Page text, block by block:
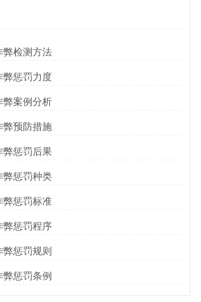
弊检测方法
弊惩罚力度
弊案例分析
弊预防措施
弊惩罚后果
弊惩罚种类
弊惩罚标准
弊惩罚程序
弊惩罚规则
弊惩罚条例